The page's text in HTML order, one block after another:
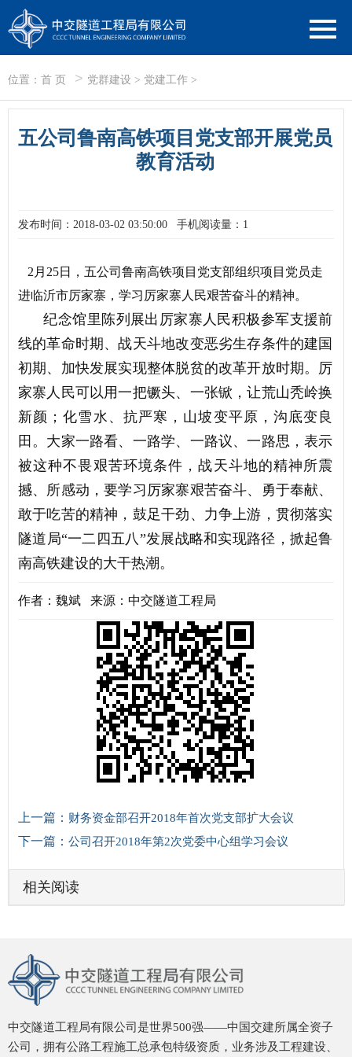
位置： 首 页 > 党群建设 > 党建工作 >
五公司鲁南高铁项目党支部开展党员
教育活动
发布时间：2018-03-02 03:50:00 手机阅读量：1
2月25日，五公司鲁南高铁项目党支部组织项目党员走
进临沂市厉家寨，学习厉家寨人民艰苦奋斗的精神。
纪念馆里陈列展出厉家寨人民积极参军支援前
线的革命时期、战天斗地改变恶劣生存条件的建国
初期、加快发展实现整体脱贫的改革开放时期。厉
家寨人民可以用一把镢头、一张锨，让荒山秃岭换
新颜；化雪水、抗严寒，山坡变平原，沟底变良
田。大家一路看、一路学、一路议、一路思，表示
被这种不畏艰苦环境条件，战天斗地的精神所震
撼、所感动，要学习厉家寨艰苦奋斗、勇于奉献、
敢于吃苦的精神，鼓足干劲、力争上游，贯彻落实
隧道局“一二四五八”发展战略和实现路径，掀起鲁
南高铁建设的大干热潮。
作者：魏斌 来源：中交隧道工程局
上一篇： 财务资金部召开2018年首次党支部扩大会议
下一篇： 公司召开2018年第2次党委中心组学习会议
相关阅读
中交隧道工程局有限公司是世界500强——中国交建所属全资子
公司，拥有公路工程施工总承包特级资质，业务涉及工程建设、